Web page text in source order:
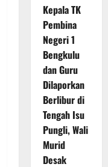
Kepala TK
Pembina
Negeri 1
Bengkulu
dan Guru
Dilaporkan
Berlibur di
Tengah Isu
Pungli, Wali
Murid
Desak